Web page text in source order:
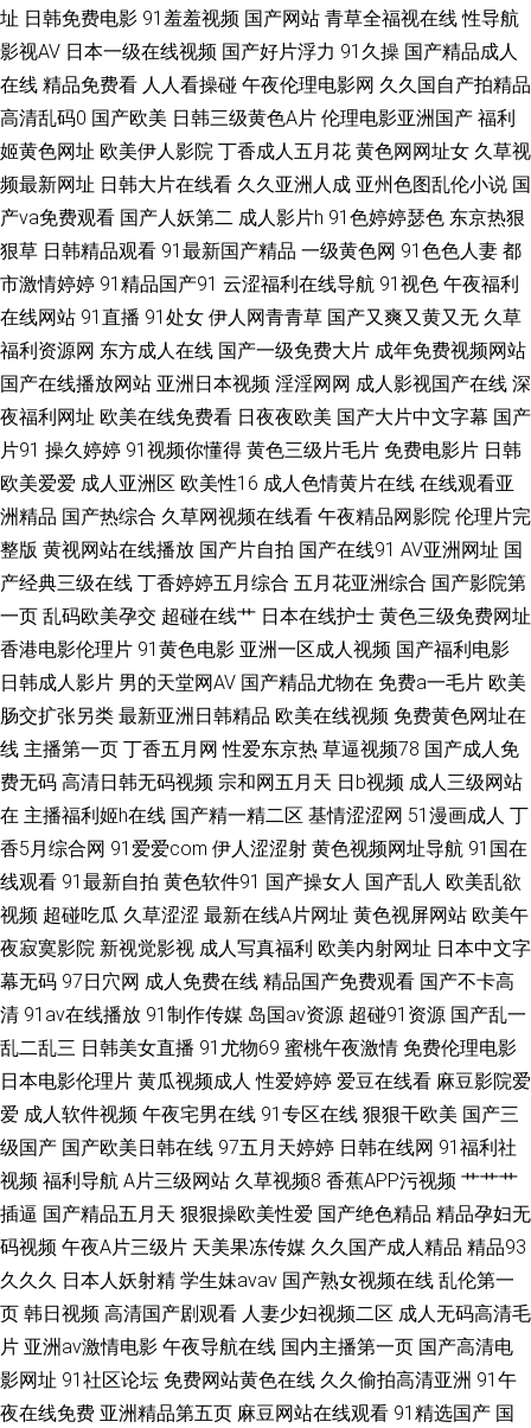
文字幕 久久精品免费领取 日本极品午夜剧场 伊人狠狠极品综合 超碰天天人
物肏屄com www五月天色 国产伊人精品 日韩妇女性影城 91手机在线视频 岛
国无码不卡 精品视频99 欧洲亚洲午夜 午夜少妇影院 大香蕉伊人操 日韩无码
三级 51国产精品 成人久久免费 美女视频 日韩无码导航 91视频18 超碰国产
片 黄色A级 人人草天天干 亚洲国产黄色网 97免费在线视频 国产HD在线 欧
美九九婷婷 亚洲巨乳16区 97好色网 亚洲涩涩爱 国产午夜精品福利 综合色图
区 午夜三级A 成人午夜福利av 久久福利网 深夜福利18 AV红杏 激情婷婷五月
基地 人妖狼人另类 91草网站 超碰人妻人人 激情色图日韩 欧美淫色综合 亚
洲另类影音 97色色资源网 豆花视频一区 欧美日韩中国综合 91国产在线 欧美
激情内射 91美女黑料免费 国产TS一区 另类综合专区婷婷 日韩熟女资源网站
91工厂视频网站 国产精品18 日本色情 91黑丝自慰 国产九一 欧洲一级片 香
蕉视频免费下载 99超碰最新地址 国产精品一二 男人天堂v 天天干天天在 av
性影 蜜桃91无码入口 午夜寂寞伦理 91影片 国产99页 欧美人兽网
址 日韩免费电影 91羞羞视频 国产网站 青草全福视在线 性导航
影视AV 日本一级在线视频 国产好片浮力 91久操 国产精品成人
在线 精品免费看 人人看操碰 午夜伦理电影网 久久国自产拍精品
高清乱码0 国产欧美 日韩三级黄色A片 伦理电影亚洲国产 福利
姬黄色网址 欧美伊人影院 丁香成人五月花 黄色网网址女 久草视
频最新网址 日韩大片在线看 久久亚洲人成 亚州色图乱伦小说 国
产va免费观看 国产人妖第二 成人影片h 91色婷婷瑟色 东京热狠
狠草 日韩精品观看 91最新国产精品 一级黄色网 91色色人妻 都
市激情婷婷 91精品国产91 云涩福利在线导航 91视色 午夜福利
在线网站 91直播 91处女 伊人网青青草 国产又爽又黄又无 久草
福利资源网 东方成人在线 国产一级免费大片 成年免费视频网站
国产在线播放网站 亚洲日本视频 淫淫网网 成人影视国产在线 深
夜福利网址 欧美在线免费看 日夜夜欧美 国产大片中文字幕 国产
片91 操久婷婷 91视频你懂得 黄色三级片毛片 免费电影片 日韩
欧美爱爱 成人亚洲区 欧美性16 成人色情黄片在线 在线观看亚
洲精品 国产热综合 久草网视频在线看 午夜精品网影院 伦理片完
整版 黄视网站在线播放 国产片自拍 国产在线91 AV亚洲网址 国
产经典三级在线 丁香婷婷五月综合 五月花亚洲综合 国产影院第
一页 乱码欧美孕交 超碰在线艹 日本在线护士 黄色三级免费网址
香港电影伦理片 91黄色电影 亚洲一区成人视频 国产福利电影
日韩成人影片 男的天堂网AV 国产精品尤物在 免费a一毛片 欧美
肠交扩张另类 最新亚洲日韩精品 欧美在线视频 免费黄色网址在
线 主播第一页 丁香五月网 性爱东京热 草逼视频78 国产成人免
费无码 高清日韩无码视频 宗和网五月天 日b视频 成人三级网站
在 主播福利姬h在线 国产精一精二区 基情涩涩网 51漫画成人 丁
香5月综合网 91爱爱com 伊人涩涩射 黄色视频网址导航 91国在
线观看 91最新自拍 黄色软件91 国产操女人 国产乱人 欧美乱欲
视频 超碰吃瓜 久草涩涩 最新在线A片网址 黄色视屏网站 欧美午
夜寂寞影院 新视觉影视 成人写真福利 欧美内射网址 日本中文字
幕无码 97日穴网 成人免费在线 精品国产免费观看 国产不卡高
清 91av在线播放 91制作传媒 岛国av资源 超碰91资源 国产乱一
乱二乱三 日韩美女直播 91尤物69 蜜桃午夜激情 免费伦理电影
日本电影伦理片 黄瓜视频成人 性爱婷婷 爱豆在线看 麻豆影院爱
爱 成人软件视频 午夜宅男在线 91专区在线 狠狠干欧美 国产三
级国产 国产欧美日韩在线 97五月天婷婷 日韩在线网 91福利社
视频 福利导航 A片三级网站 久草视频8 香蕉APP污视频 艹艹艹
插逼 国产精品五月天 狠狠操欧美性爱 国产绝色精品 精品孕妇无
码视频 午夜A片三级片 天美果冻传媒 久久国产成人精品 精品93
久久久 日本人妖射精 学生妹avav 国产熟女视频在线 乱伦第一
页 韩日视频 高清国产剧观看 人妻少妇视频二区 成人无码高清毛
片 亚洲av激情电影 午夜导航在线 国内主播第一页 国产高清电
影网址 91社区论坛 免费网站黄色在线 久久偷拍高清亚洲 91午
夜在线免费 亚洲精品第五页 麻豆网站在线观看 91精选国产 国